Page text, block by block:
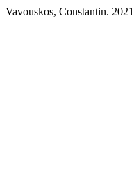
Vavouskos, Constantin.